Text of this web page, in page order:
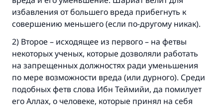
избавления от большего вреда прибегнуть к
совершению меньшего (если по-другому никак).
2) Второе – исходящее из первого – на фетвы
некоторых ученых, которые дозволяли работать
на запрещенных должностях ради уменьшения
по мере возможности вреда (или дурного). Среди
подобных фетв слова Ибн Теймийи, да помилует
его Аллах, о человеке, которые принял на себя
Ответ № 110845 помог сохранить
брак.
Помогите нам предоставить ответы Умме
Посланник Аллаха, мир ему и
благословение, сказал:
«Указавшему на благое (полагается) такая
же награда как и совершившему его»